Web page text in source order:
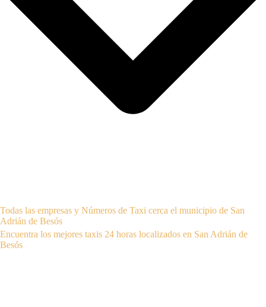
Todas las empresas y Números de Taxi cerca el municipio de San
Adrián de Besós
Encuentra los mejores taxis 24 horas localizados en San Adrián de
Besós